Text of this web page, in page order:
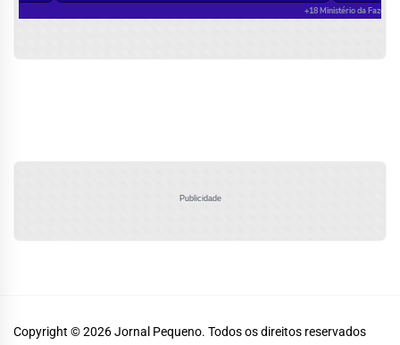
Publicidade
Copyright © 2026Jornal Pequeno. Todos os direitos reservados